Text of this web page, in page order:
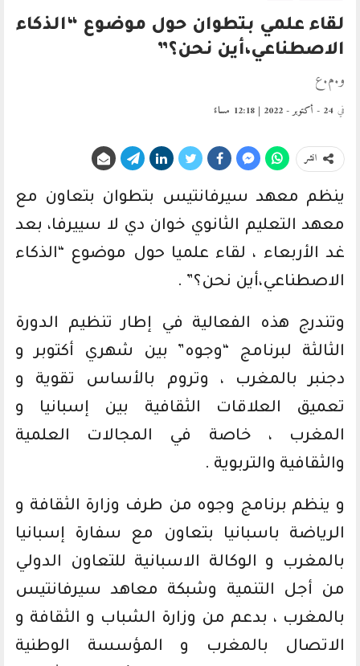
لقاء علمي بتطوان حول موضوع “الذكاء
الاصطناعي،أين نحن؟”
و.م.ع
في 24 - أكتوبر - 2022 | 12:18 مساءً
انشر
ينظم معهد سيرفانتيس بتطوان بتعاون مع
معهد التعليم الثانوي خوان دي لا سييرفا، بعد
غد الأربعاء ، لقاء علميا حول موضوع “الذكاء
الاصطناعي،أين نحن؟” .
وتندرج هذه الفعالية في إطار تنظيم الدورة
الثالثة لبرنامج “وجوه” بين شهري أكتوبر و
دجنبر بالمغرب ، وتروم بالأساس تقوية و
تعميق العلاقات الثقافية بين إسبانيا و
المغرب ، خاصة في المجالات العلمية
والثقافية والتربوية .
و ينظم برنامج وجوه من طرف وزارة الثقافة و
الرياضة باسبانيا بتعاون مع سفارة إسبانيا
بالمغرب و الوكالة الاسبانية للتعاون الدولي
من أجل التنمية وشبكة معاهد سيرفانتيس
بالمغرب ، بدعم من وزارة الشباب و الثقافة و
الاتصال بالمغرب و المؤسسة الوطنية